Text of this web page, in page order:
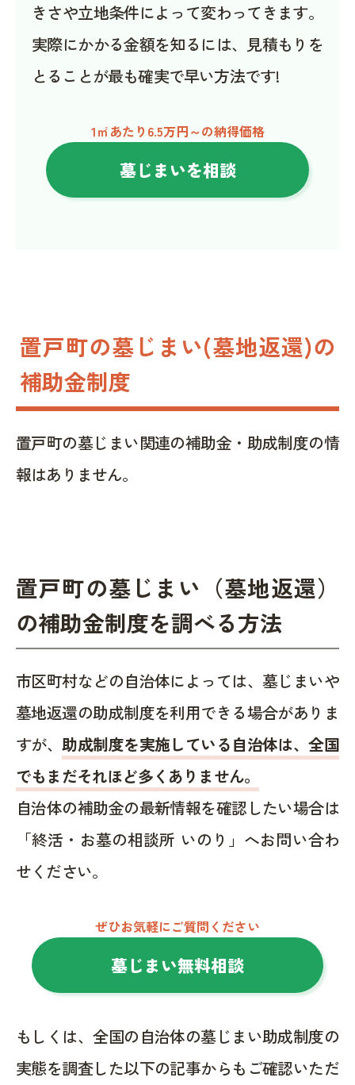
きさや立地条件によって変わってきます。
実際にかかる金額を知るには、見積もりを
とることが最も確実で早い方法です!
1㎡あたり6.5万円～の納得価格
墓じまいを相談
置戸町の墓じまい(墓地返還)の
補助金制度
置戸町の墓じまい関連の補助金・助成制度の情
報はありません。
置戸町の墓じまい（墓地返還）
の補助金制度を調べる方法
市区町村などの自治体によっては、墓じまいや
墓地返還の助成制度を利用できる場合がありま
すが、助成制度を実施している自治体は、全国
でもまだそれほど多くありません。
自治体の補助金の最新情報を確認したい場合は
「終活・お墓の相談所 いのり」へお問い合わ
せください。
ぜひお気軽にご質問ください
墓じまい無料相談
もしくは、全国の自治体の墓じまい助成制度の
実態を調査した以下の記事からもご確認いただ